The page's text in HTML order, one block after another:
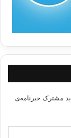
مشترک خبرنامه‌ی